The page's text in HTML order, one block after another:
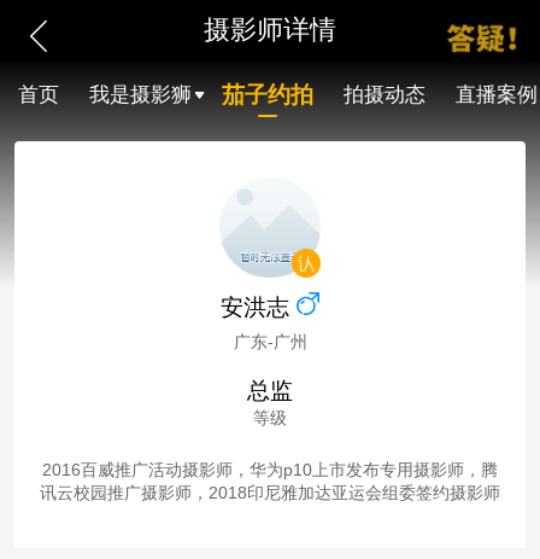
摄影师详情
首页 我是摄影狮 茄子约拍 拍摄动态 直播案例
安洪志
广东-广州
总监
等级
2016百威推广活动摄影师，华为p10上市发布专用摄影师，腾
讯云校园推广摄影师，2018印尼雅加达亚运会组委签约摄影师